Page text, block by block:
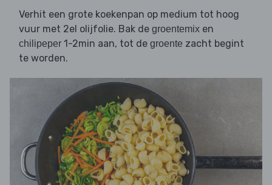
Verhit een grote koekenpan op medium tot hoog
vuur met 2el olijfolie. Bak de groentemix en
chilipeper 1-2min aan, tot de groente zacht begint
te worden.